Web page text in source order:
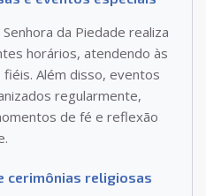
da Piedade realiza
horários, atendendo às
Além disso, eventos
regularmente,
de fé e reflexão
cerimônias religiosas